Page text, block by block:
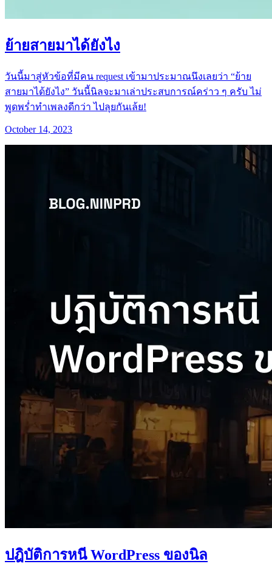
ย้ายสายมาได้ยังไง
วันนี้มาสู่หัวข้อที่มีคน request เข้ามาประมาณนึงเลยว่า “ย้าย
สายมาได้ยังไง” วันนี้นิลจะมาเล่าประสบการณ์คร่าว ๆ ครับ ไม่
พูดพร่ำทำเพลงดีกว่า ไปลุยกันเล้ย!
October 14, 2023
ปฎิบัติการหนี WordPress ของนิล